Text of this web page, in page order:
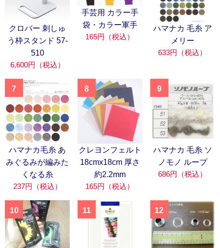
クロバー 刺しゅ
う枠スタンド 57-
510
6,600円（税込）
手芸用 カラー手
袋・カラー軍手
165円（税込）
ハマナカ 毛糸 ア
メリー
633円（税込）
7
ハマナカ毛糸 あ
みぐるみが編みた
くなる糸
237円（税込）
8
クレヨンフェルト
18cmx18cm 厚さ
約2.2mm
165円（税込）
9
ハマナカ 毛糸 ソ
ノモノ ループ
686円（税込）
10 11 12